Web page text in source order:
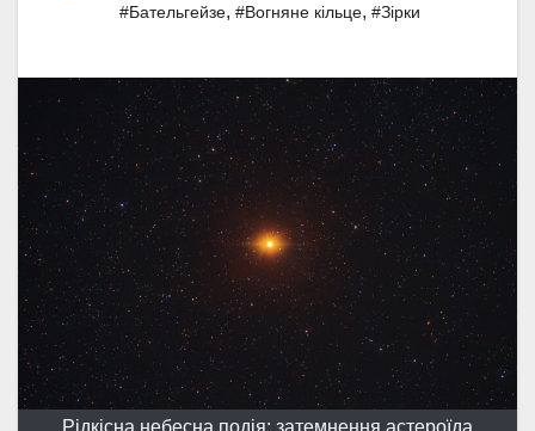
#Бательгейзе, #Вогняне кільце, #Зірки
Рідкісна небесна подія: затемнення астероїда